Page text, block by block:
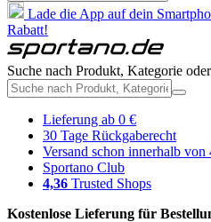
Lade die App auf dein
Rabatt!
Suche nach Produkt, Kategorie
Lieferung ab 0 €
30 Tage Rückgaberecht
Versand schon innerhalb von
Sportano Club
4,36 Trusted Shops
Kostenlose Lieferung für